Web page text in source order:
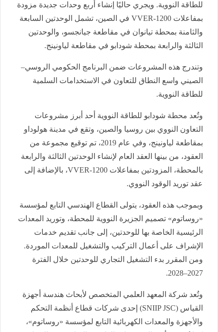
للطاقة النووية. ويجري حاليًا إنشاء أربع وحدات جديدة مزودة
بمفاعلات VVER-1200 في الصين، تشمل الوحدتين السابعة
والثامنة بمحطة تيانوان في مقاطعة جيانجسو، والوحدتين
الثالثة والرابعة بمحطة شودابو في مقاطعة لياونينج.
وتندرج هذه المشروعات ضمن البرنامج الحكومي الروسي–
الصيني واسع النطاق للتعاون في الاستخدامات السلمية
للطاقة النووية.
وتُعد محطة شودابو للطاقة النووية أحد أبرز مشروعات
التعاون النووي بين روسيا والصين، وتقع في مدينة هولوداو
بمقاطعة لياونينج، وفي عام 2019، تم توقيع مجموعة من
العقود، من بينها العقد العام لإنشاء الوحدتين الثالثة والرابعة
بالمحطة، المزودتين بمفاعلات VVER-1200، بالإضافة إلى
عقد توريد الوقود النووي.
وبموجب هذه العقود، يتولى القطاع الهندسي التابع لمؤسسة
«روساتوم» تصميم الجزيرة النووية للمحطة، وتوريد المعدات
الرئيسية الخاصة بها للوحدتين، إلى جانب تقديم خدمات
الإشراف على أعمال التركيب والتشغيل للمعدات الموردة.
ومن المقرر بدء التشغيل التجاري للوحدتين خلال الفترة
2027–2028.
وتُعد شركة المعهد العلمي المتخصص لأبحاث هندسة أجهزة
القياس (SNIIP JSC) إحدى شركات قطاع أنظمة التحكم
والأجهزة والمعدات الكهربائية التابع لمؤسسة «روساتوم»،